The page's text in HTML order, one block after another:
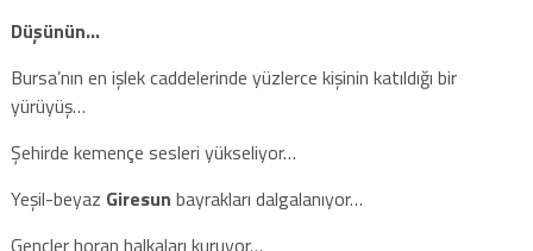
Düşünün…
Bursa’nın en işlek caddelerinde yüzlerce kişinin katıldığı bir
yürüyüş…
Şehirde kemençe sesleri yükseliyor…
Yeşil-beyaz Giresun bayrakları dalgalanıyor…
Gençler horan halkaları kuruyor…